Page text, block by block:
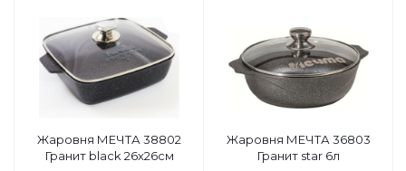
Жаровня МЕЧТА 38802
Гранит black 26х26см
Жаровня МЕЧТА 36803
Гранит star 6л